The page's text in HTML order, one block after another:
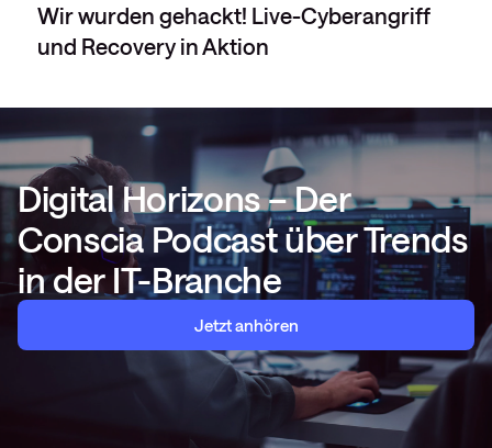
Wir wurden gehackt! Live-Cyberangriff
und Recovery in Aktion
Digital Horizons – Der
Conscia Podcast über Trends
in der IT-Branche
Jetzt anhören